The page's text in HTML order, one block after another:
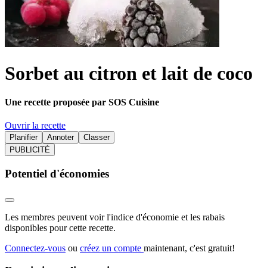
Sorbet au citron et lait de coco
Une recette proposée par SOS Cuisine
Ouvrir la recette
Planifier Annoter
Classer
PUBLICITÉ
Potentiel d'économies
Les membres peuvent voir l'indice d'économie et les rabais
disponibles pour cette recette.
Connectez-vous ou créez un compte maintenant, c'est gratuit!